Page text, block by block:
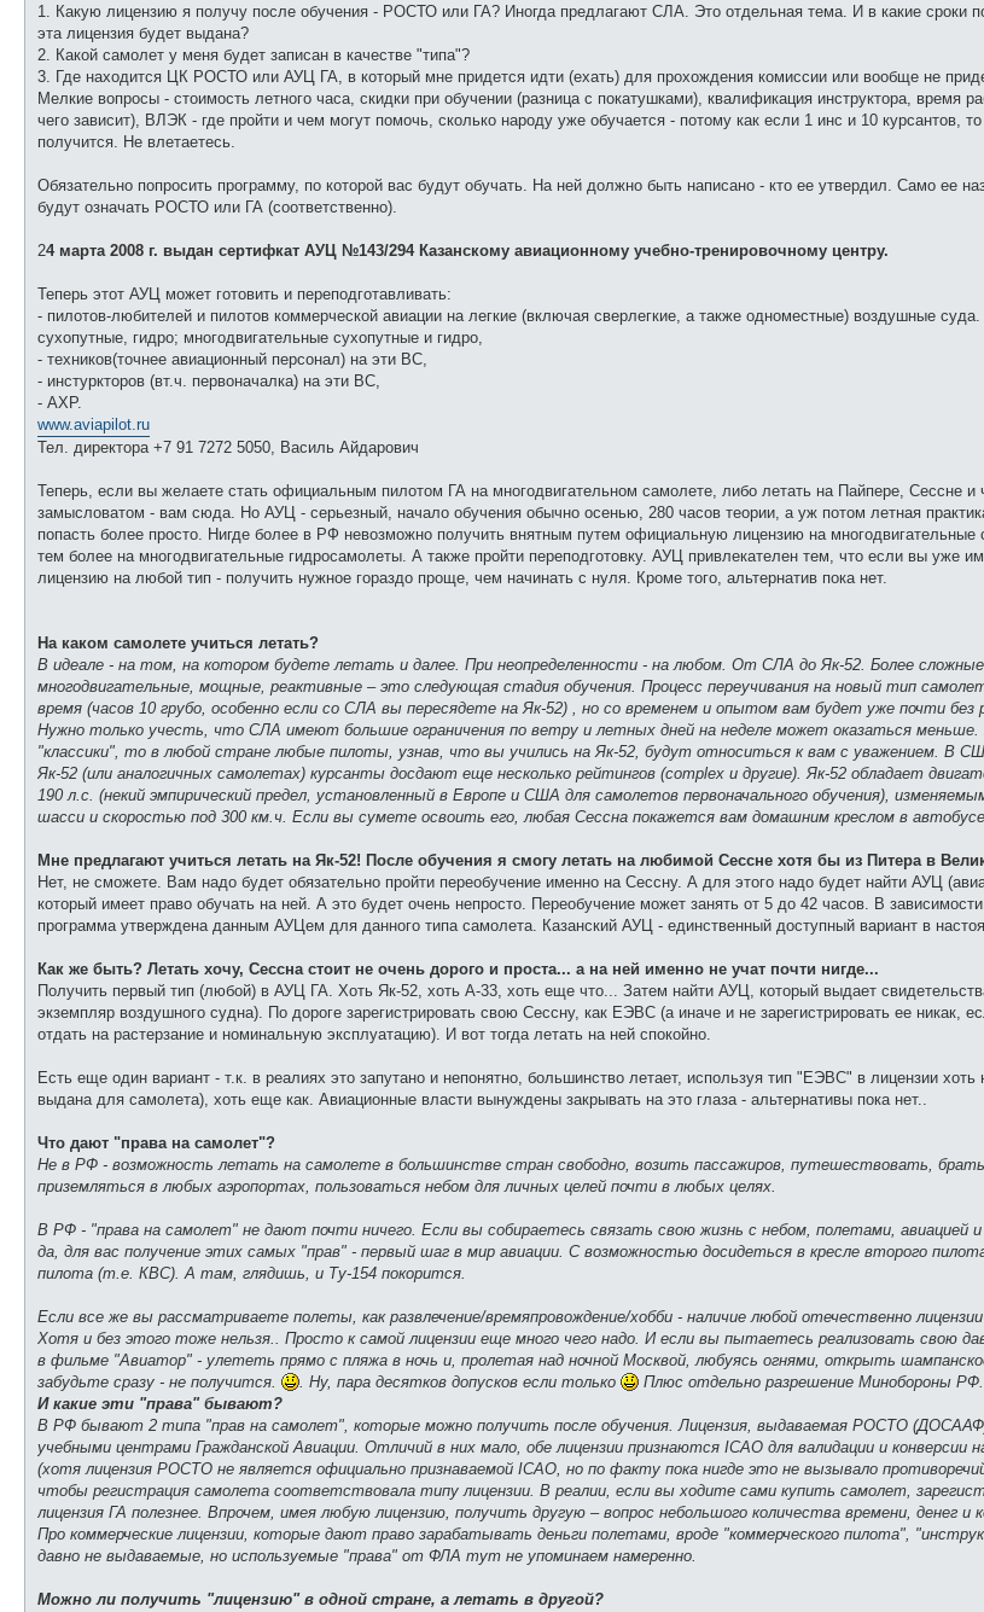
1. Какую лицензию я получу после обучения - РОСТО или ГА? Иногда предлагают СЛА. Это отдельная тема. И в какие сроки
эта лицензия будет выдана?
2. Какой самолет у меня будет записан в качестве "типа"?
3. Где находится ЦК РОСТО или АУЦ ГА, в который мне придется идти (ехать) для прохождения комиссии или вообще не
Мелкие вопросы - стоимость летного часа, скидки при обучении (разница с покатушками), квалификация инструктора, время
чего зависит), ВЛЭК - где пройти и чем могут помочь, сколько народу уже обучается - потому как если 1 инс и 10 курсантов,
получится. Не влетаетесь.
Обязательно попросить программу, по которой вас будут обучать. На ней должно быть написано - кто ее утвердил. Само ее
будут означать РОСТО или ГА (соответственно).
24 марта 2008 г. выдан сертифкат АУЦ №143/294 Казанскому авиационному учебно-тренировочному центру.
Теперь этот АУЦ может готовить и переподготавливать:
- пилотов-любителей и пилотов коммерческой авиации на легкие (включая сверлегкие, а также одноместные) воздушные
сухопутные, гидро; многодвигательные сухопутные и гидро,
- техников(точнее авиационный персонал) на эти ВС,
- инстуркторов (вт.ч. первоначалка) на эти ВС,
- АХР.
www.aviapilot.ru
Тел. директора +7 91 7272 5050, Василь Айдарович
Теперь, если вы желаете стать официальным пилотом ГА на многодвигательном самолете, либо летать на Пайпере, Сессне
замысловатом - вам сюда. Но АУЦ - серьезный, начало обучения обычно осенью, 280 часов теории, а уж потом летная
попасть более просто. Нигде более в РФ невозможно получить внятным путем официальную лицензию на
тем более на многодвигательные гидросамолеты. А также пройти переподготовку. АУЦ привлекателен тем, что если вы уже
лицензию на любой тип - получить нужное гораздо проще, чем начинать с нуля. Кроме того, альтернатив пока нет.
На каком самолете учиться летать?
В идеале - на том, на котором будете летать и далее. При неопределенности - на любом. От СЛА до Як-52. Более
многодвигательные, мощные, реактивные – это следующая стадия обучения. Процесс переучивания на новый тип
время (часов 10 грубо, особенно если со СЛА вы пересядете на Як-52) , но со временем и опытом вам будет уже почти без
Нужно только учесть, что СЛА имеют большие ограничения по ветру и летных дней на неделе может оказаться
"классики", то в любой стране любые пилоты, узнав, что вы учились на Як-52, будут относиться к вам с уважением. В
Як-52 (или аналогичных самолетах) курсанты досдают еще несколько рейтингов (complex и другие). Як-52 обладает
190 л.с. (некий эмпирический предел, установленный в Европе и США для самолетов первоначального обучения),
шасси и скоростью под 300 км.ч. Если вы сумете освоить его, любая Сессна покажется вам домашним креслом в автобусе.
Мне предлагают учиться летать на Як-52! После обучения я смогу летать на любимой Сессне хотя бы из Питера в
Нет, не сможете. Вам надо будет обязательно пройти переобучение именно на Сессну. А для этого надо будет найти АУЦ
который имеет право обучать на ней. А это будет очень непросто. Переобучение может занять от 5 до 42 часов. В
программа утверждена данным АУЦем для данного типа самолета. Казанский АУЦ - единственный доступный вариант в
Как же быть? Летать хочу, Сессна стоит не очень дорого и проста... а на ней именно не учат почти нигде...
Получить первый тип (любой) в АУЦ ГА. Хоть Як-52, хоть А-33, хоть еще что... Затем найти АУЦ, который выдает
экземпляр воздушного судна). По дороге зарегистрировать свою Сессну, как ЕЭВС (а иначе и не зарегистрировать ее никак,
отдать на растерзание и номинальную эксплуатацию). И вот тогда летать на ней спокойно.
Есть еще один вариант - т.к. в реалиях это запутано и непонятно, большинство летает, используя тип "ЕЭВС" в лицензии хоть
выдана для самолета), хоть еще как. Авиационные власти вынуждены закрывать на это глаза - альтернативы пока нет..
Что дают "права на самолет"?
Не в РФ - возможность летать на самолете в большинстве стран свободно, возить пассажиров, путешествовать, брать
приземляться в любых аэропортах, пользоваться небом для личных целей почти в любых целях.
В РФ - "права на самолет" не дают почти ничего. Если вы собираетесь связать свою жизнь с небом, полетами, авиацией
да, для вас получение этих самых "прав" - первый шаг в мир авиации. С возможностью досидеться в кресле второго
пилота (т.е. КВС). А там, глядишь, и Ту-154 покорится.
Если все же вы рассматриваете полеты, как развлечение/времяпровождение/хобби - наличие любой отечественно
Хотя и без этого тоже нельзя.. Просто к самой лицензии еще много чего надо. И если вы пытаетесь реализовать свою
в фильме "Авиатор" - улететь прямо с пляжа в ночь и, пролетая над ночной Москвой, любуясь огнями, открыть
забудьте сразу - не получится.
. Ну, пара десятков допусков если только
Плюс отдельно разрешение Минобороны РФ.
И какие эти "права" бывают?
В РФ бывают 2 типа "прав на самолет", которые можно получить после обучения. Лицензия, выдаваемая РОСТО
учебными центрами Гражданской Авиации. Отличий в них мало, обе лицензии признаются ICAO для валидации и конверсии
(хотя лицензия РОСТО не является официально признаваемой ICAO, но по факту пока нигде это не вызывало
чтобы регистрация самолета соответствовала типу лицензии. В реалии, если вы ходите сами купить самолет,
лицензия ГА полезнее. Впрочем, имея любую лицензию, получить другую – вопрос небольшого количества времени, денег и
Про коммерческие лицензии, которые дают право зарабатывать деньги полетами, вроде "коммерческого пилота",
давно не выдаваемые, но используемые "права" от ФЛА тут не упоминаем намеренно.
Можно ли получить "лицензию" в одной стране, а летать в другой?